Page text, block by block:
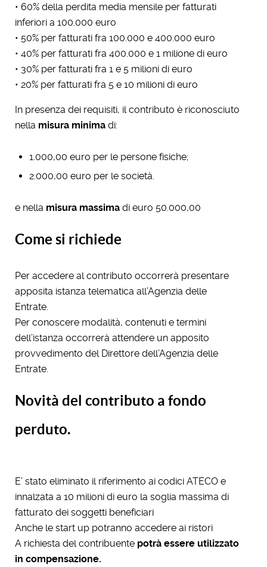
• 60% della perdita media mensile per fatturati
inferiori a 100.000 euro
• 50% per fatturati fra 100.000 e 400.000 euro
• 40% per fatturati fra 400.000 e 1 milione di euro
• 30% per fatturati fra 1 e 5 milioni di euro
• 20% per fatturati fra 5 e 10 milioni di euro
In presenza dei requisiti, il contributo è riconosciuto
nella misura minima di:
1.000,00 euro per le persone fisiche;
2.000,00 euro per le società.
e nella misura massima di euro 50.000,00
Come si richiede
Per accedere al contributo occorrerà presentare
apposita istanza telematica all’Agenzia delle
Entrate.
Per conoscere modalità, contenuti e termini
dell’istanza occorrerà attendere un apposito
provvedimento del Direttore dell’Agenzia delle
Entrate.
Novità del contributo a fondo
perduto.
E’ stato eliminato il riferimento ai codici ATECO e
innalzata a 10 milioni di euro la soglia massima di
fatturato dei soggetti beneficiari
Anche le start up potranno accedere ai ristori
A richiesta del contribuente potrà essere utilizzato
in compensazione.